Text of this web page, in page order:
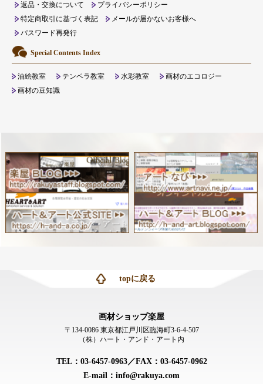
返品・交換について
プライバシーポリシー
特定商取引に基づく表記
メールが届かないお客様へ
パスワード再発行
Special Contents Index
油絵教室 テンペラ教室 水彩教室
画材のエコロジー
画材の豆知識
topに戻る
画材ショップ楽屋
〒134-0086 東京都江戸川区臨海町3-6-4-507
（株）ハート・アンド・アート内
TEL：03-6457-0963／FAX：03-6457-0962
E-mail：info@rakuya.com